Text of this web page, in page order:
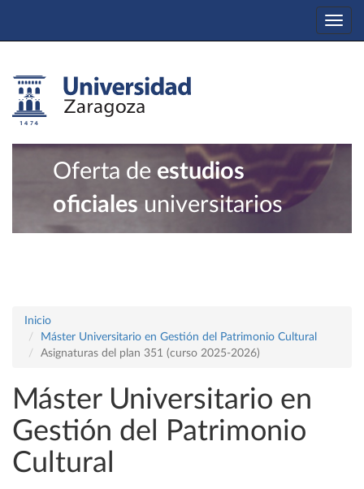
Oferta de estudios
oficiales universitarios
Inicio
Máster Universitario en Gestión del Patrimonio Cultural
Asignaturas del plan 351 (curso 2025-2026)
Máster Universitario en
Gestión del Patrimonio
Cultural